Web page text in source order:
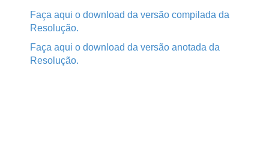
Faça aqui o download da versão compilada da
Resolução.
Faça aqui o download da versão anotada da
Resolução.